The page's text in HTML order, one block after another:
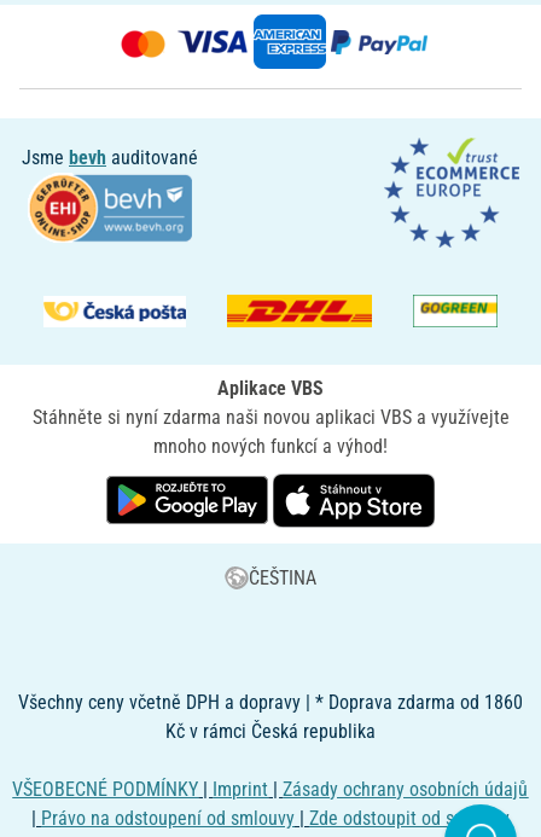
Jsme bevh auditované
Aplikace VBS
Stáhněte si nyní zdarma naši novou aplikaci VBS a využívejte
mnoho nových funkcí a výhod!
ČEŠTINA
Všechny ceny včetně DPH a dopravy | * Doprava zdarma od 1860
Kč v rámci Česká republika
VŠEOBECNÉ PODMÍNKY | Imprint |Zásady ochrany osobních údajů
| Právo na odstoupení od smlouvy| Zde odstoupit od smlouvy